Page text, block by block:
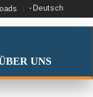
Deutsch
UNS